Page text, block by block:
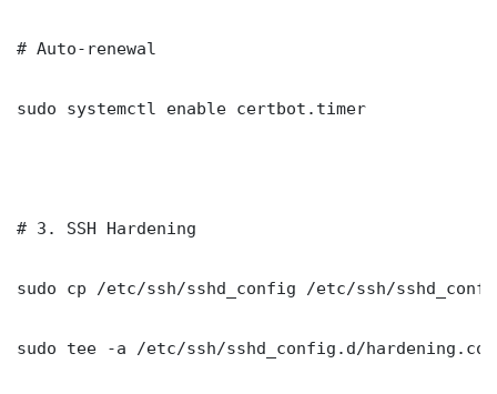
# Auto-renewal
sudo systemctl enable certbot.timer
# 3. SSH Hardening
sudo cp /etc/ssh/sshd_config /etc/ssh/
sudo tee -a /etc/ssh/sshd_config.d/